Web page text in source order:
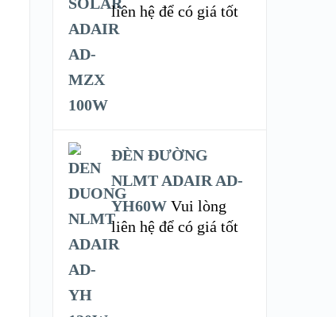
liên hệ để có giá tốt
ĐÈN ĐƯỜNG
NLMT ADAIR AD-
YH60W Vui lòng
liên hệ để có giá tốt